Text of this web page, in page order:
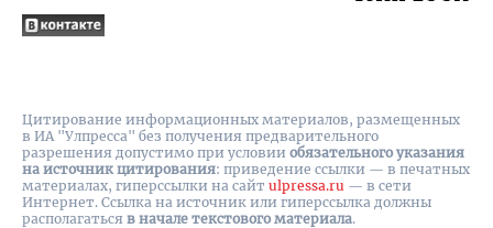
Цитирование информационных материалов, размещенных
в ИА "Улпресса" без получения предварительного
разрешения допустимо при условии обязательного указания
на источник цитирования: приведение ссылки — в печатных
материалах, гиперссылки на cайт ulpressa.ru — в сети
Интернет. Ссылка на источник или гиперссылка должны
располагаться в начале текстового материала.